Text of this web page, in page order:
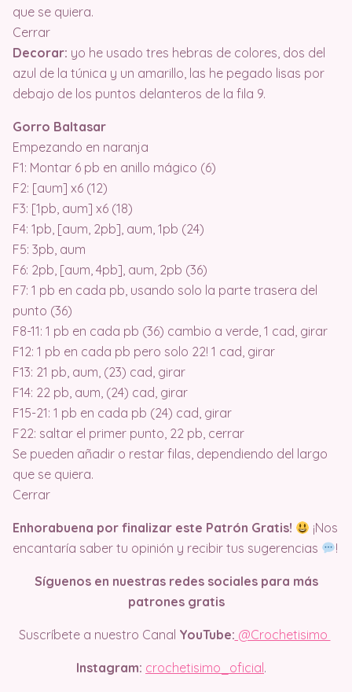
que se quiera.
Cerrar
Decorar: yo he usado tres hebras de colores, dos del
azul de la túnica y un amarillo, las he pegado lisas por
debajo de los puntos delanteros de la fila 9.
Gorro Baltasar
Empezando en naranja
F1: Montar 6 pb en anillo mágico (6)
F2: [aum] x6 (12)
F3: [1pb, aum] x6 (18)
F4: 1pb, [aum, 2pb], aum, 1pb (24)
F5: 3pb, aum
F6: 2pb, [aum, 4pb], aum, 2pb (36)
F7: 1 pb en cada pb, usando solo la parte trasera del
punto (36)
F8-11: 1 pb en cada pb (36) cambio a verde, 1 cad, girar
F12: 1 pb en cada pb pero solo 22! 1 cad, girar
F13: 21 pb, aum, (23) cad, girar
F14: 22 pb, aum, (24) cad, girar
F15-21: 1 pb en cada pb (24) cad, girar
F22: saltar el primer punto, 22 pb, cerrar
Se pueden añadir o restar filas, dependiendo del largo
que se quiera.
Cerrar
Enhorabuena por finalizar este Patrón Gratis!
¡Nos
encantaría saber tu opinión y recibir tus sugerencias
!
Síguenos en nuestras redes sociales para más
patrones gratis
Suscríbete a nuestro Canal YouTube: @Crochetisimo
Instagram: crochetisimo_oficial .